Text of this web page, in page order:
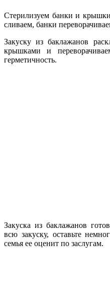
Стерилизуем банки и
сливаем, банки
Закуску из баклажанов
крышками и
герметичность.
Закуска из баклажанов
всю закуску, оставьте
семья ее оценит по заслугам.